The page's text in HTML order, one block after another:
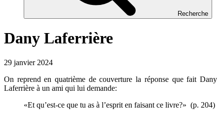
Recherche
Dany Laferrière
29 janvier 2024
On reprend en quatrième de couverture la réponse que fait Dany
Laferrière à un ami qui lui demande:
«Et qu’est-ce que tu as à l’esprit en faisant ce livre?» (p. 204)